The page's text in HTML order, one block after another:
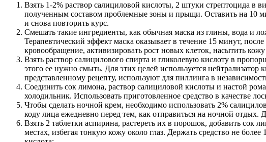
Взять 1-2% раствор салициловой кислоты, 2 штуки стрептоцида в
полученным составом проблемные зоны и прыщи. Оставить на 10
и снова повторить курс.
Смешать такие ингредиенты, как обычная маска из глины, вода и
Терапевтический эффект маска оказывает в течение 15 минут,
кровообращение, активизировать рост новых клеток, насытить
Взять раствор салицилового спирта и гликолевую кислоту в
этого ее нужно смыть. Для этих целей используется
представленному рецепту, используют для пиллинга в
Соединить сок лимона, раствор салициловой кислоты и настой
холодильник. Использовать приготовленное средство в качестве
Чтобы сделать ночной крем, необходимо использовать 2%
коду лица ежедневно перед тем, как отправиться на ночной
Взять 2 таблетки аспирина, растереть их в порошок, добавить
местах, избегая тонкую кожу около глаз. Держать средство не